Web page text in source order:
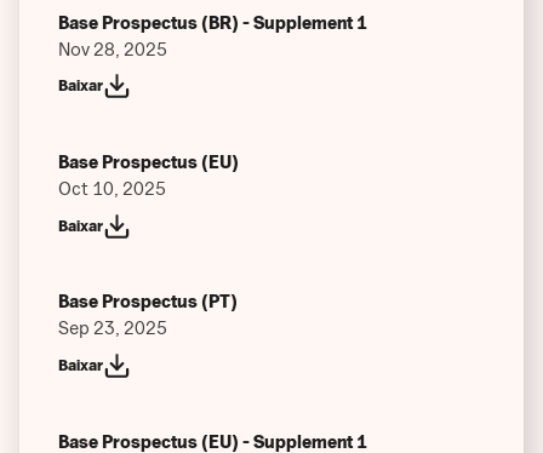
Past Performance
Previous Performance Scenarios
Base Prospectus (BR) - Supplement 1
Nov 28, 2025
Baixar
Base Prospectus (EU)
Oct 10, 2025
Baixar
Base Prospectus (PT)
Sep 23, 2025
Baixar
Base Prospectus (EU) - Supplement 1